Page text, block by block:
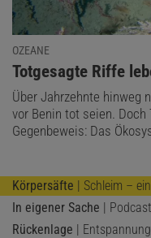
OZEANE
:
Totgesagte Riffe
Über Jahrzehnte hinweg
vor Benin tot seien.
Gegenbeweis: Das
Körpersäfte | Schleim –
In eigener Sache |
Rückenlage |